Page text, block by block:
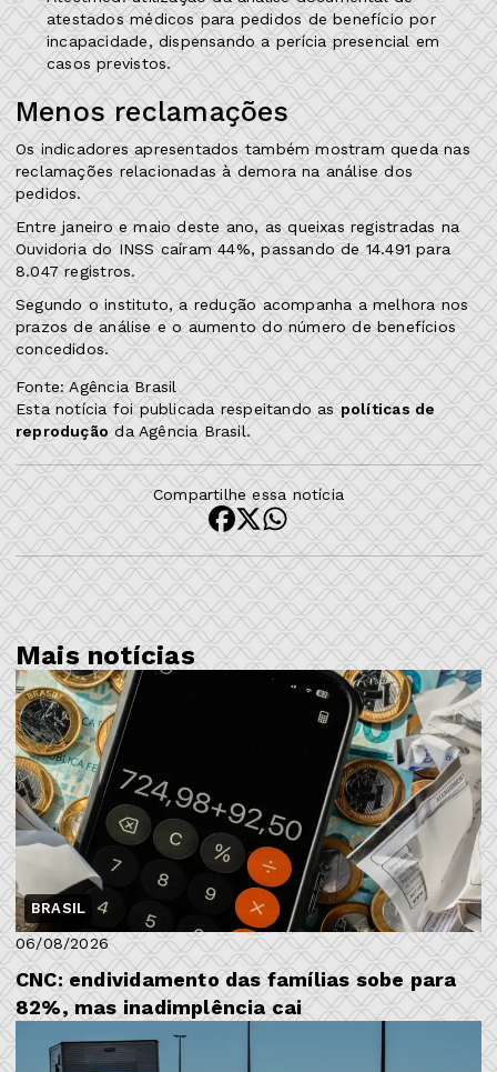
atestados médicos para pedidos de benefício por
incapacidade, dispensando a perícia presencial em
casos previstos.
Menos reclamações
Os indicadores apresentados também mostram queda nas
reclamações relacionadas à demora na análise dos
pedidos.
Entre janeiro e maio deste ano, as queixas registradas na
Ouvidoria do INSS caíram 44%, passando de 14.491 para
8.047 registros.
Segundo o instituto, a redução acompanha a melhora nos
prazos de análise e o aumento do número de benefícios
concedidos.
Fonte: Agência Brasil
Esta notícia foi publicada respeitando as políticas de
reprodução da Agência Brasil.
Compartilhe essa notícia
Mais notícias
BRASIL
06/08/2026
CNC: endividamento das famílias sobe para
82%, mas inadimplência cai